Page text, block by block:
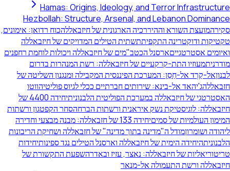
Hamas: Origins, Ideology, and Terror Infrastructure
Hezbollah: Structure, Arsenal, and Lebanon Dominance
סקירהמועצת השורא וההיררכיה הארגונית של חיזבאללהכוח רדואן: אימונים,
טקטיקות ודוקטרינה התקפיתתשתית הטילים המדויקים של חיזבאללה
ואיומים אסטרטגייםארסנל הכטב"מים של חיזבאללה ויכולות לוחמת רחפנים
מודרניתמעוזיו התת-קרקעיים של חיזבאללה: רשת המנהרות בדרום
לבנוןאל-קַרְד אל-חַסַן: המערכת הפיננסית המקבילה ומנגנון השליטה של
חזבאללהג'יהאד אל-בינא: שירותים חברתיים ככלי לגיוס פוליטיהווטו
האסטרטגי של חיזבאללה במערכת הפוליטית הלבנונית
יחידה 4400 של
חיזבאללה: לוגיסטיקת נשק איראנית ורשתות הברחהסחר הקפטגון ורשתות
המימון העולמיות של סמים
יחידה 133 של חזבאללה: מבנה מבצעי וחדירה
ליהודה ושומרוןמודל ה"מדינה בתוך מדינה" של חזבאללה ושחיקת הריבונות
הלבנוניתהיחידה הימית של חיזבאללה וארסנל הטילים נגד ספינותיחידות
טריטוריאליות של חיזבאללה: נאצר, עזיז ובאדרהשפעת התקשורת של
חיזבאללה ורשת התעמולה אל-מנאר